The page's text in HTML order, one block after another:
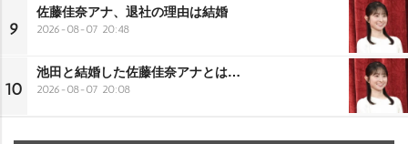
9
佐藤佳奈アナ、退社の理由は結婚
2026-08-07 20:48
10
池田と結婚した佐藤佳奈アナとは…
2026-08-07 20:08